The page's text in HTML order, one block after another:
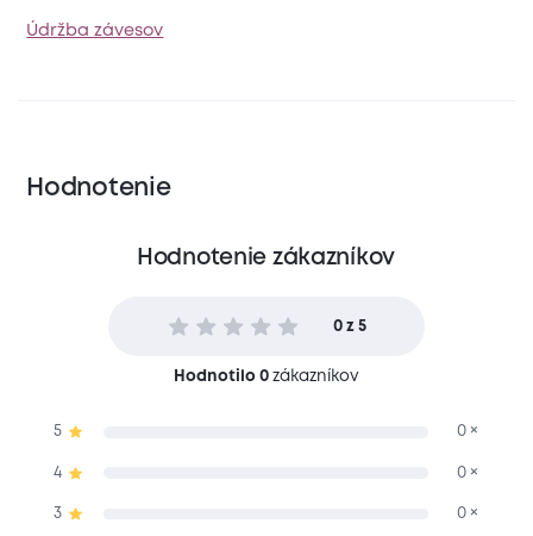
Údržba závesov
Hodnotenie
Hodnotenie zákazníkov
0 z 5
Hodnotilo 0zákazníkov
5 0 ×
4 0 ×
3 0 ×